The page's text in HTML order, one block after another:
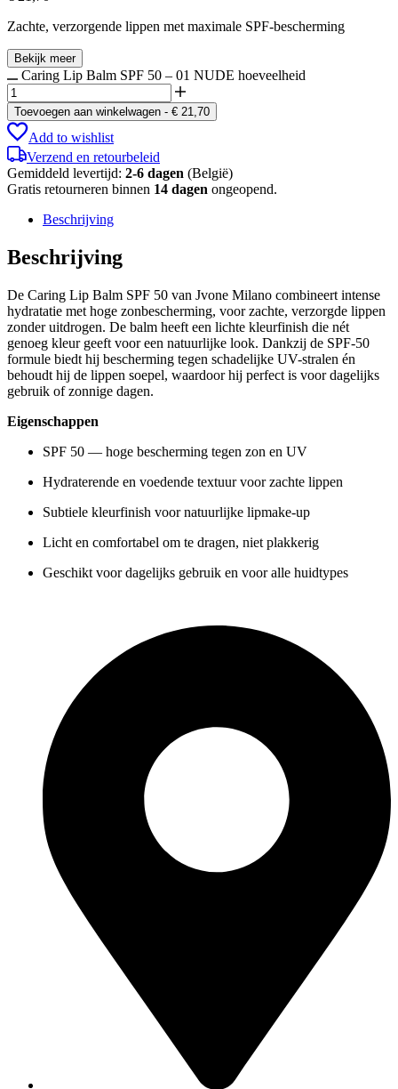
Zachte, verzorgende lippen met maximale SPF-bescherming
Bekijk meer
Caring Lip Balm SPF 50 – 01 NUDE hoeveelheid
Toevoegen aan winkelwagen - € 21,70
Add to wishlist
Verzend en retourbeleid
Gemiddeld levertijd: 2-6 dagen (België)
Gratis retourneren binnen 14 dagen ongeopend.
Beschrijving
Beschrijving
De Caring Lip Balm SPF 50 van Jvone Milano combineert intense
hydratatie met hoge zonbescherming, voor zachte, verzorgde lippen
zonder uitdrogen. De balm heeft een lichte kleurfinish die nét
genoeg kleur geeft voor een natuurlijke look. Dankzij de SPF-50
formule biedt hij bescherming tegen schadelijke UV-stralen én
behoudt hij de lippen soepel, waardoor hij perfect is voor dagelijks
gebruik of zonnige dagen.
Eigenschappen
SPF 50 — hoge bescherming tegen zon en UV
Hydraterende en voedende textuur voor zachte lippen
Subtiele kleurfinish voor natuurlijke lipmake-up
Licht en comfortabel om te dragen, niet plakkerig
Geschikt voor dagelijks gebruik en voor alle huidtypes